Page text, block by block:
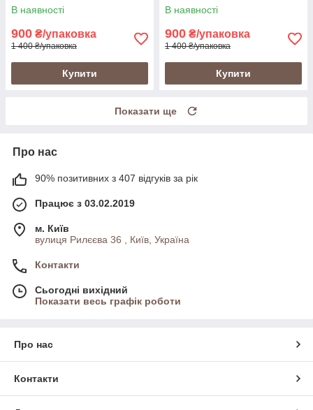
В наявності
900 ₴/упаковка
1 400 ₴/упаковка
Купити
В наявності
900 ₴/упаковка
1 400 ₴/упаковка
Купити
Показати ще
Про нас
90% позитивних з 407 відгуків за рік
Працює з 03.02.2019
м. Київ
вулиця Рилєєва 36 , Київ, Україна
Контакти
Сьогодні вихідний
Показати весь графік роботи
Про нас
Контакти